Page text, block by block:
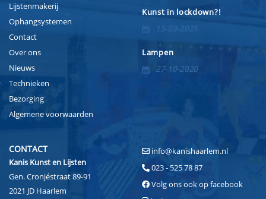
Lijstenmakerij
Ophangsystemen
Contact
Over ons
Nieuws
Technieken
Bezorging
Algemene voorwaarden
Kunst in lockdown?!
15-03-2021
Lampen
27-10-2020
CONTACT
Kanis Kunst en Lijsten
Gen. Cronjéstraat 89-91
2021 JD Haarlem
info@kanishaarlem.nl
023 - 525 78 87
Volg ons ook op facebook